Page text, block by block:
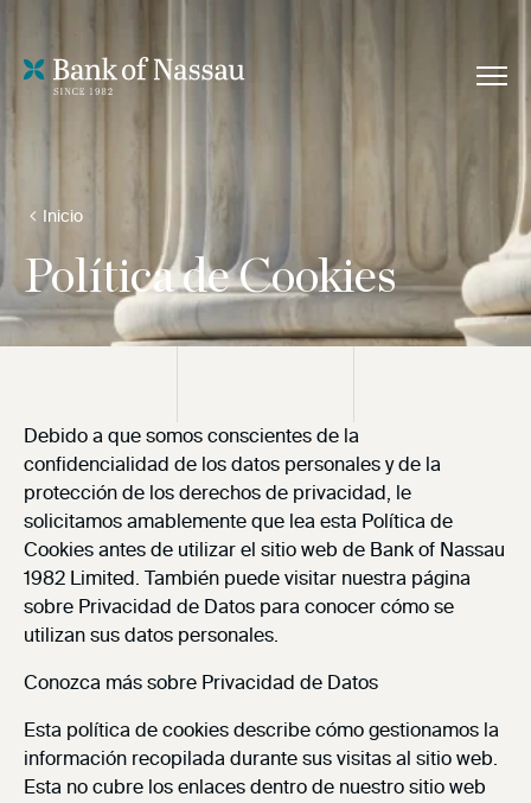
Inicio
Política de Cookies
Debido a que somos conscientes de la
confidencialidad de los datos personales y de la
protección de los derechos de privacidad, le
solicitamos amablemente que lea esta Política de
Cookies antes de utilizar el sitio web de Bank of Nassau
1982 Limited. También puede visitar nuestra página
sobre Privacidad de Datos para conocer cómo se
utilizan sus datos personales.
Conozca más sobre Privacidad de Datos
Esta política de cookies describe cómo gestionamos la
información recopilada durante sus visitas al sitio web.
Esta no cubre los enlaces dentro de nuestro sitio web